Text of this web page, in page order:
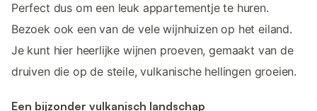
Perfect dus om een leuk appartementje te huren.
Bezoek ook een van de vele wijnhuizen op het eiland.
Je kunt hier heerlijke wijnen proeven, gemaakt van de
druiven die op de steile, vulkanische hellingen groeien.
Een bijzonder vulkanisch landschap